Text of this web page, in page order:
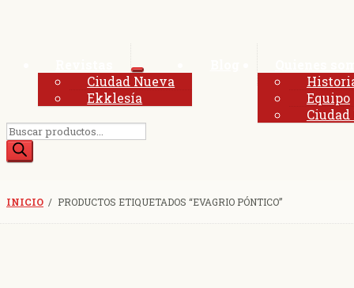
Expandir
el
menú
Ciudad Nueva
Ekklesía
Equipo
Búsqueda
de
productos
INICIO / PRODUCTOS ETIQUETADOS “EVAGRIO PÓNTICO”